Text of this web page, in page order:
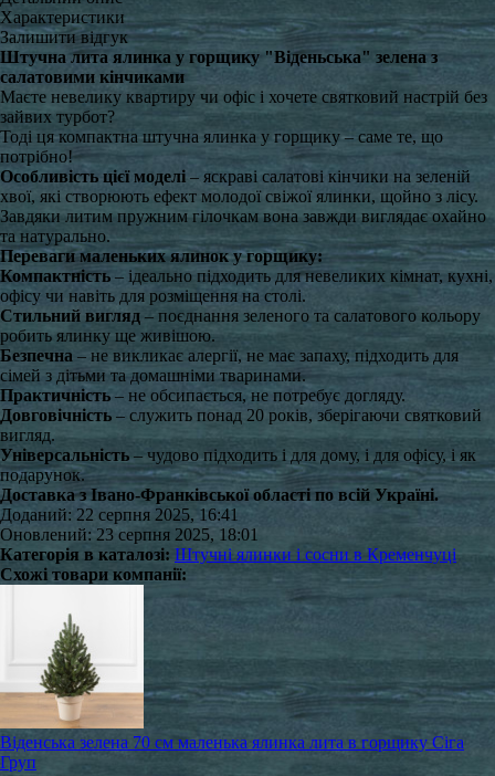
Характеристики
Залишити відгук
Штучна лита ялинка у горщику "Віденьська" зелена з
салатовими кінчиками
Маєте невелику квартиру чи офіс і хочете святковий настрій без
зайвих турбот?
Тоді ця компактна штучна ялинка у горщику – саме те, що
потрібно!
Особливість цієї моделі – яскраві салатові кінчики на зеленій
хвої, які створюють ефект молодої свіжої ялинки, щойно з лісу.
Завдяки литим пружним гілочкам вона завжди виглядає охайно
та натурально.
Переваги маленьких ялинок у горщику:
Компактність – ідеально підходить для невеликих кімнат, кухні,
офісу чи навіть для розміщення на столі.
Стильний вигляд – поєднання зеленого та салатового кольору
робить ялинку ще живішою.
Безпечна – не викликає алергії, не має запаху, підходить для
сімей з дітьми та домашніми тваринами.
Практичність – не обсипається, не потребує догляду.
Довговічність – служить понад 20 років, зберігаючи святковий
вигляд.
Універсальність – чудово підходить і для дому, і для офісу, і як
подарунок.
Доставка з Івано-Франківської області по всій Україні.
Доданий: 22 серпня 2025, 16:41
Оновлений: 23 серпня 2025, 18:01
Категорія в каталозі: Штучні ялинки і сосни в Кременчуці
Схожі товари компанії:
Віденська зелена 70 см маленька ялинка лита в горщику Сіга
Груп